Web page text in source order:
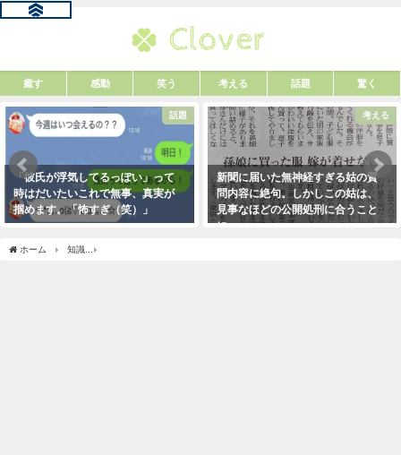
癒す 感動 笑う 考える 話題 驚く
話題
「彼氏が浮気してるっぽい」って
時はだいたいこれで無事、真実が
掴めます。「怖すぎ（笑）」
考える
新聞に届いた無神経すぎる姑の質
問内容に絶句。しかしこの姑は、
見事なほどの公開処刑に合うこと
に・・・
ホーム 知識